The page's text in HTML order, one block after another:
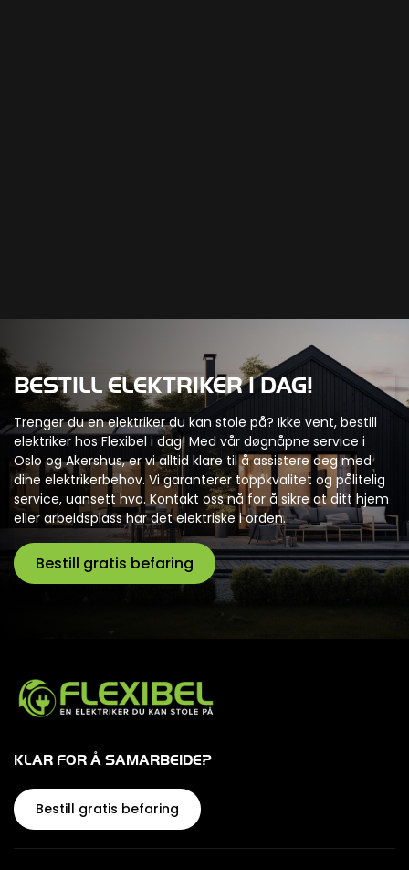
BESTILL ELEKTRIKER I DAG!
Trenger du en elektriker du kan stole på? Ikke vent, bestill
elektriker hos Flexibel i dag! Med vår døgnåpne service i
Oslo og Akershus, er vi alltid klare til å assistere deg med
dine elektrikerbehov. Vi garanterer toppkvalitet og pålitelig
service, uansett hva. Kontakt oss nå for å sikre at ditt hjem
eller arbeidsplass har det elektriske i orden.
Bestill gratis befaring
KLAR FOR Å SAMARBEIDE?
Bestill gratis befaring